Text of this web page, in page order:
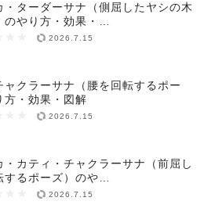
・ターダーサナ（側屈したヤシの木
のやり方・効果・…
2026.7.15
ャクラーサナ（腰を回転するポー
方・効果・図解
2026.7.15
・カティ・チャクラーサナ（前屈し
するポーズ）のや…
2026.7.15